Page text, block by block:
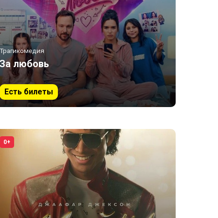
Трагикомедия
За любовь
Есть билеты
0+